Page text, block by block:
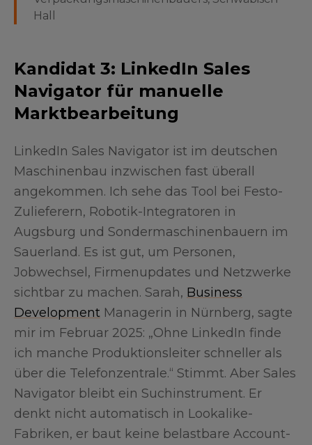
Hall
Kandidat 3: LinkedIn Sales
Navigator für manuelle
Marktbearbeitung
LinkedIn Sales Navigator ist im deutschen
Maschinenbau inzwischen fast überall
angekommen. Ich sehe das Tool bei Festo-
Zulieferern, Robotik-Integratoren in
Augsburg und Sondermaschinenbauern im
Sauerland. Es ist gut, um Personen,
Jobwechsel, Firmenupdates und Netzwerke
sichtbar zu machen. Sarah, Business
Development Managerin in Nürnberg, sagte
mir im Februar 2025: „Ohne LinkedIn finde
ich manche Produktionsleiter schneller als
über die Telefonzentrale.“ Stimmt. Aber Sales
Navigator bleibt ein Suchinstrument. Er
denkt nicht automatisch in Lookalike-
Fabriken, er baut keine belastbare Account-